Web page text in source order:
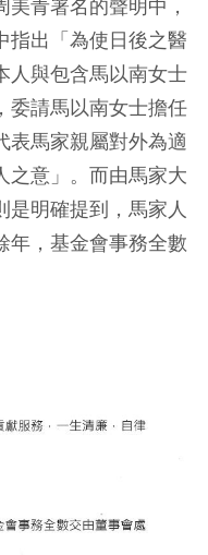
青署名的聲明中，
指出「為使日後之醫
人與包含馬以南女士
委請馬以南女士擔任
表馬家親屬對外為適
之意」。而由馬家大
是明確提到，馬家人
年，基金會事務全數